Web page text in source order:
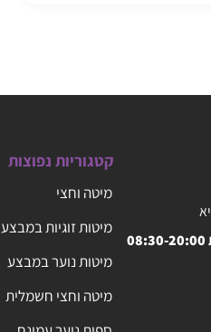
קטגוריות נפוצות
מיטה וחצי
מיטות זוגיות במבצע
מיטות נוער במבצע
מיטה וחצי חשמלית